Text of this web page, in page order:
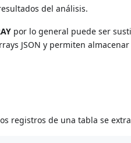
del análisis.
por lo general puede ser
JSON y permiten
registros de una tabla se